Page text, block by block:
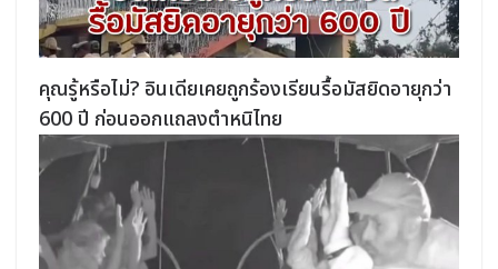
คุณรู้หรือไม่? อินเดียเคยถูกร้องเรียนรื้อมัสยิดอายุกว่า
600 ปี ก่อนออกแถลงตำหนิไทย